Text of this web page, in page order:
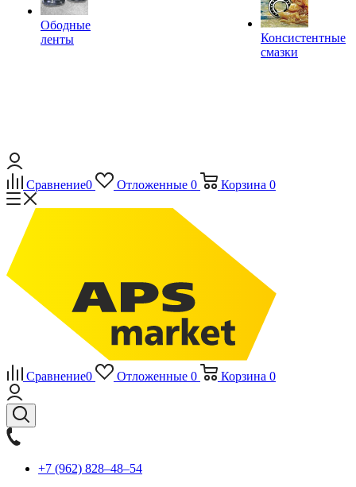
Ободные
ленты
Консистентные
смазки
Сравнение0 Отложенные 0 Корзина 0
Сравнение0 Отложенные 0 Корзина 0
+7 (962) 828‒48‒54